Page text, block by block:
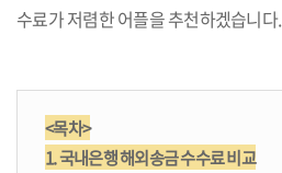
수료가 저렴한 어플을 추천하겠습니다.
<목차>
1. 국내은행 해외송금 수수료 비교